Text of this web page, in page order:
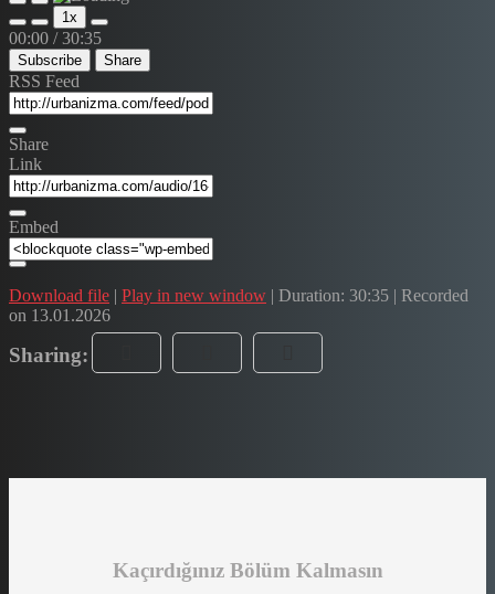
1x
00:00 / 30:35
Subscribe Share
RSS Feed
Share
Link
Embed
Download file | Play in new window | Duration: 30:35 | Recorded
on 13.01.2026
Sharing:
Kaçırdığınız Bölüm Kalmasın